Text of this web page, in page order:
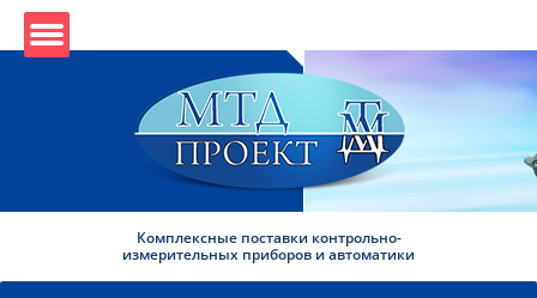
Комплексные поставки контрольно-
измерительных приборов и автоматики